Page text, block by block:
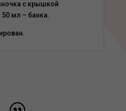
с крышкой
мл – банка.